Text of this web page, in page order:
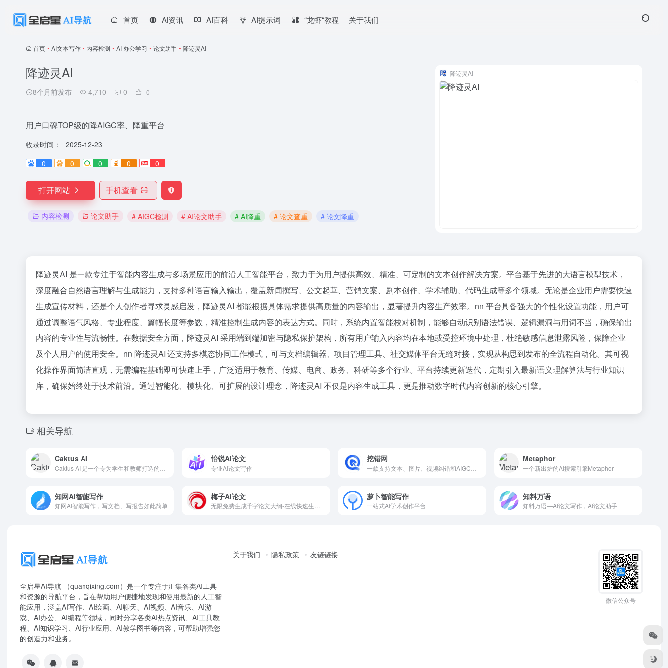
首页 AI资讯 AI百科 AI提示词 “龙虾“教程 关于我们
首页 • AI文本写作 • 内容检测 • AI 办公学习 • 论文助手 • 降迹灵AI
降迹灵AI
8个月前发布 4,710 0 0
用户口碑TOP级的降AIGC率、降重平台
收录时间：
2025-12-23
0
0 0 0 0
打开网站 手机查看
内容检测 论文助手 # AIGC检测 # AI论文助手 # AI降重 # 论文查重 # 论文降重
降迹灵AI
降迹灵AI 是一款专注于智能内容生成与多场景应用的前沿人工智能平台，致力于为用户提供高效、精准、可定制的文本创作解决方案。平台基于先进的大语言模型技术，
深度融合自然语言理解与生成能力，支持多种语言输入输出，覆盖新闻撰写、公文起草、营销文案、剧本创作、学术辅助、代码生成等多个领域。无论是企业用户需要快速
生成宣传材料，还是个人创作者寻求灵感启发，降迹灵AI 都能根据具体需求提供高质量的内容输出，显著提升内容生产效率。nn 平台具备强大的个性化设置功能，用户可
通过调整语气风格、专业程度、篇幅长度等参数，精准控制生成内容的表达方式。同时，系统内置智能校对机制，能够自动识别语法错误、逻辑漏洞与用词不当，确保输出
内容的专业性与流畅性。在数据安全方面，降迹灵AI 采用端到端加密与隐私保护架构，所有用户输入内容均在本地或受控环境中处理，杜绝敏感信息泄露风险，保障企业
及个人用户的使用安全。nn 降迹灵AI 还支持多模态协同工作模式，可与文档编辑器、项目管理工具、社交媒体平台无缝对接，实现从构思到发布的全流程自动化。其可视
化操作界面简洁直观，无需编程基础即可快速上手，广泛适用于教育、传媒、电商、政务、科研等多个行业。平台持续更新迭代，定期引入最新语义理解算法与行业知识
库，确保始终处于技术前沿。通过智能化、模块化、可扩展的设计理念，降迹灵AI 不仅是内容生成工具，更是推动数字时代内容创新的核心引擎。
相关导航
Caktus AI 怡锐AI论文
专业AI论文写作
挖错网 Metaphor
一个新出炉的AI搜索引擎Metaphor
知网AI智能写作
知网AI智能写作，写文档、写报告如此简单
梅子Ai论文 萝卜智能写作
一站式AI学术创作平台
知料万语
知料万语—AI论文写作，AI论文助手
全启星AI导航 （quanqixing.com）是一个专注于汇集各类AI工具
和资源的导航平台，旨在帮助用户便捷地发现和使用最新的人工智
能应用，涵盖AI写作、AI绘画、AI聊天、AI视频、AI音乐、AI游
戏、AI办公、AI编程等领域，同时分享各类AI热点资讯、AI工具教
程、AI知识学习、AI行业应用、AI教学图书等内容，可帮助增强您
的创造力和业务。
关于我们 隐私政策 友链链接
微信公众号